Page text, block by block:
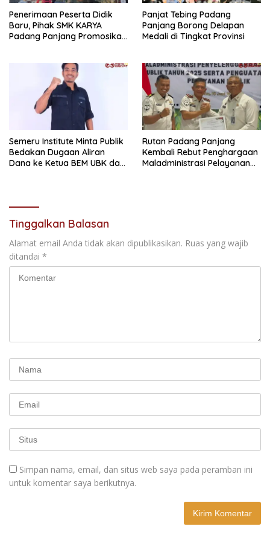
Penerimaan Peserta Didik
Baru, Pihak SMK KARYA
Padang Panjang Promosikan
Panjat Tebing Padang
Panjang Borong Delapan
Medali di Tingkat Provinsi
Semeru Institute Minta Publik
Bedakan Dugaan Aliran
Dana ke Ketua BEM UBK dan
Rutan Padang Panjang
Kembali Rebut Penghargaan
Maladministrasi Pelayanan
Tinggalkan Balasan
Alamat email Anda tidak akan dipublikasikan. Ruas yang wajib
ditandai *
Simpan nama, email, dan situs web saya pada peramban ini
untuk komentar saya berikutnya.